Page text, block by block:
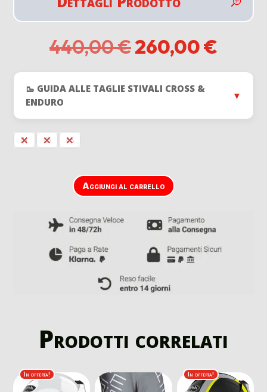
440,00€Il
prezzo
originale
era:
260,00€
🥾 GUIDA ALLE TAGLIE STIVALI CROSS &
ENDURO
▼
41 45 48
Aggiungi al carrello
Prodotti correlati
In offerta! In offerta!